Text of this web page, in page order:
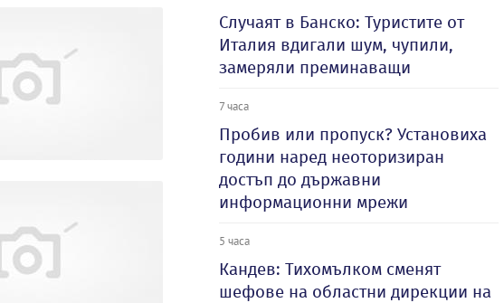
Случаят в Банско: Туристите от
Италия вдигали шум, чупили,
замеряли преминаващи
7 часа
Пробив или пропуск? Установиха
години наред неоторизиран
достъп до държавни
информационни мрежи
5 часа
Кандев: Тихомълком сменят
шефове на областни дирекции на